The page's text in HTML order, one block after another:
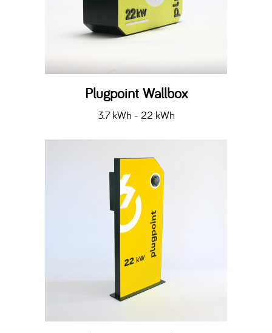
Plugpoint Wallbox
3.7 kWh - 22 kWh